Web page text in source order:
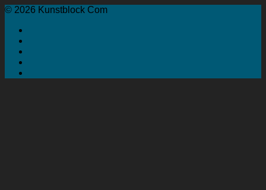
© 2026 Kunstblock Com